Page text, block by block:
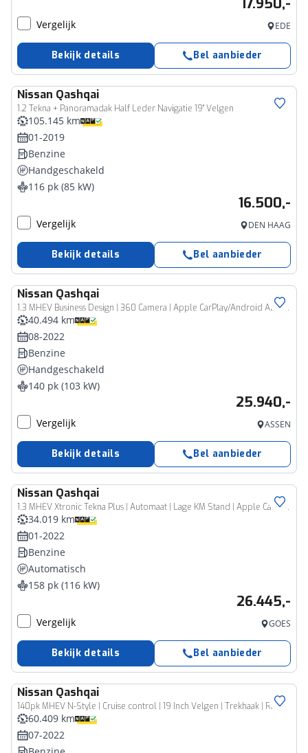
17.950,-
Vergelijk EDE
Bekijk details Bel aanbieder
Nissan Qashqai
1.2 Tekna + Panoramadak Half Leder Navigatie 19" Velgen
105.145 km
01-2019
Benzine
Handgeschakeld
116 pk (85 kW)
16.500,-
Vergelijk DEN HAAG
Bekijk details Bel aanbieder
Nissan Qashqai
1.3 MHEV Business Design | 360 Camera | Apple CarPlay/Android Auto | Adaptieve Cruise Control | Draadloze telefoonlader | Full-LED | Keyless | Panoramadak |
40.494 km
08-2022
Benzine
Handgeschakeld
140 pk (103 kW)
25.940,-
Vergelijk ASSEN
Bekijk details Bel aanbieder
Nissan Qashqai
1.3 MHEV Xtronic Tekna Plus | Automaat | Lage KM Stand | Apple Carplay / Android Auto | Vitrual Cockpit | Stoelverwarming | Leder | 360 Camera | Dodehoek Sensor | Trekhaak | Heads-Up | Lichtmetalen Velgen |
34.019 km
01-2022
Benzine
Automatisch
158 pk (116 kW)
26.445,-
Vergelijk GOES
Bekijk details Bel aanbieder
Nissan Qashqai
140pk MHEV N-Style | Cruise control | 19 Inch Velgen | Trekhaak | Rondomzicht Camera |
60.409 km
07-2022